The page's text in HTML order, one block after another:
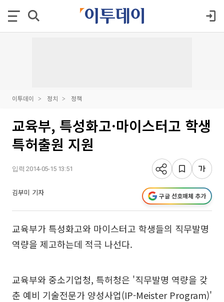
이투데이 정치 정책
교육부, 특성화고·마이스터고 학생
특허출원 지원
입력 2014-05-15 13:51
김부미 기자 구글 선호매체 추가
교육부가 특성화고와 마이스터고 학생들의 직무발명
역량을 제고하는데 적극 나선다.
교육부와 중소기업청, 특허청은 '직무발명 역량을 갖
춘 예비 기술전문가 양성사업(IP-Meister Program)'